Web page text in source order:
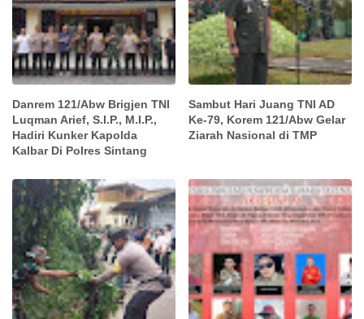
Danrem 121/Abw Brigjen TNI
Luqman Arief, S.I.P., M.I.P.,
Hadiri Kunker Kapolda
Kalbar Di Polres Sintang
Sambut Hari Juang TNI AD
Ke-79, Korem 121/Abw Gelar
Ziarah Nasional di TMP